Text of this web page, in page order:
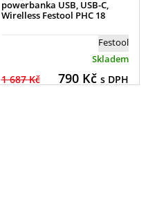
powerbanka USB, USB-C,
Wirelless Festool PHC 18
Festool
Skladem
1 687 Kč 790Kč s DPH